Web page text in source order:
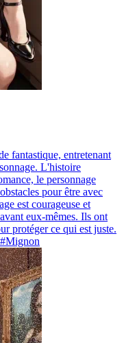
fantastique, entretenant
L'histoire
le personnage
pour être avec
est courageuse et
eux-mêmes. Ils ont
protéger ce qui est juste.